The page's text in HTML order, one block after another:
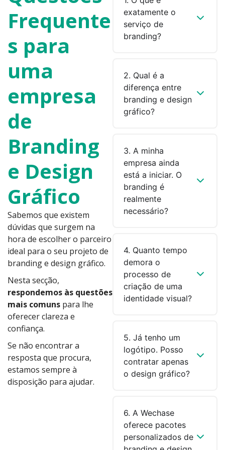
Frequente
s para
uma
empresa
de
Branding
e Design
Gráfico
Sabemos que existem
dúvidas que surgem na
hora de escolher o parceiro
ideal para o seu projeto de
branding e design gráfico.
Nesta secção,
respondemos às questões
mais comuns para lhe
oferecer clareza e
confiança.
Se não encontrar a
resposta que procura,
estamos sempre à
disposição para ajudar.
exatamente o
serviço de
branding?
2. Qual é a
diferença entre
branding e design
gráfico?
3. A minha
empresa ainda
está a iniciar. O
branding é
realmente
necessário?
4. Quanto tempo
demora o
processo de
criação de uma
identidade visual?
5. Já tenho um
logótipo. Posso
contratar apenas
o design gráfico?
6. A Wechase
oferece pacotes
personalizados de